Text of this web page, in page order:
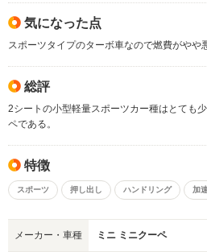
気になった点
スポーツタイプのターボ車なので燃費がやや
総評
2シートの小型軽量スポーツカー種はとても
ペである。
特徴
スポーツ 押し出し ハンドリング 加
メーカー・車種 ミニ ミニクーペ